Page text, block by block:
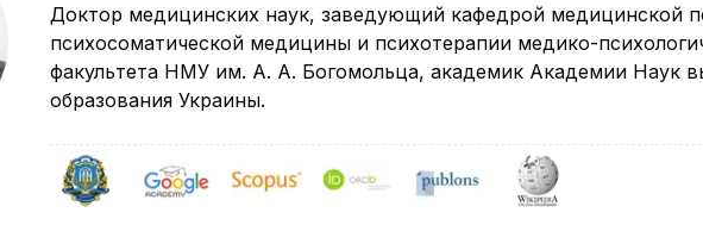
Доктор медицинских наук, заведующий кафедрой медицинской
психосоматической медицины и психотерапии медико-
факультета НМУ им. А. А. Богомольца, академик Академии Наук
образования Украины.